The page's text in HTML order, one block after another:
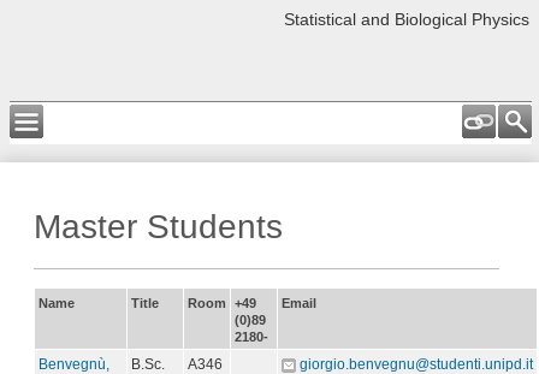
Statistical and Biological Physics
Master Students
Name Title Room
+49
(0)89
2180-
Email
Benvegnù,
B.Sc. A346 giorgio.benvegnu@studenti.unipd.it